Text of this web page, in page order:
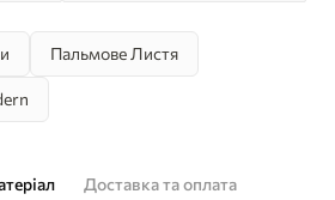
Пальмове Листя
Доставка та оплата